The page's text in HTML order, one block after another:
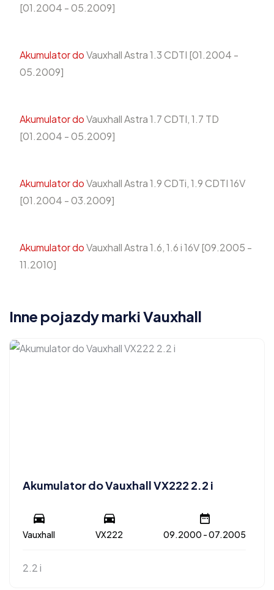
[01.2004 - 05.2009]
Akumulator doVauxhall Astra 1.3 CDTI [01.2004 -
05.2009]
Akumulator doVauxhall Astra 1.7 CDTI, 1.7 TD
[01.2004 - 05.2009]
Akumulator doVauxhall Astra 1.9 CDTi, 1.9 CDTI 16V
[01.2004 - 03.2009]
Akumulator doVauxhall Astra 1.6, 1.6 i 16V [09.2005 -
11.2010]
Inne pojazdy marki Vauxhall
Akumulator do Vauxhall VX222 2.2 i
Vauxhall VX222 09.2000 - 07.2005
2.2 i